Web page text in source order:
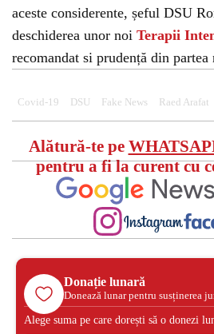
aceste considerente, șeful DSU
deschiderea unor noi Terapii
recomandat si prudență din partea
Covid-19 DSU Fake News Raed Arafat
Alătură-te pe
pentru a fi la curent cu
Donație lunară
Donează lunar pentru susținerea
Alege suma pe care dorești să o donezi